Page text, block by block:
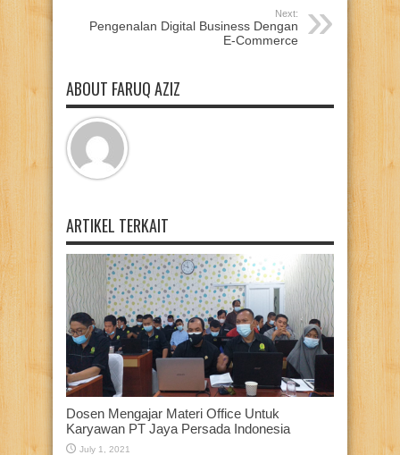
Next:
Pengenalan Digital Business Dengan
E-Commerce
ABOUT FARUQ AZIZ
ARTIKEL TERKAIT
Dosen Mengajar Materi Office Untuk
Karyawan PT Jaya Persada Indonesia
July 1, 2021